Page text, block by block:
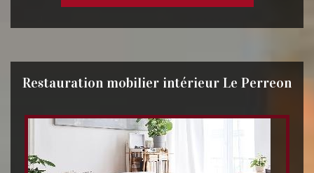
Restauration mobilier intérieur Le Perreon